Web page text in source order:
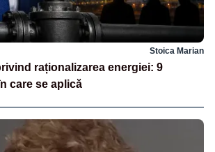
Stoica Marian
raționalizarea energiei: 9
care se aplică